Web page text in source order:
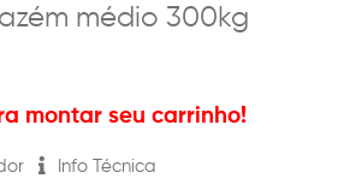
médio 300kg
montar seu carrinho!
Info Técnica